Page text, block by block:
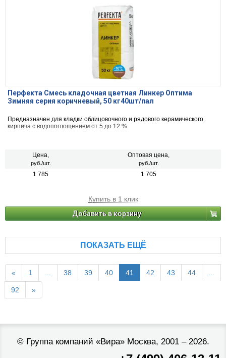
Перфекта Смесь кладочная цветная Линкер Оптима
Зимняя серия коричневый, 50 кг40шт/пал
Предназначен для кладки облицовочного и рядового керамического
кирпича с водопоглощением от 5 до 12 %.
Цена,
руб./шт.
Оптовая цена,
руб./шт.
1 785 1 705
Купить в 1 клик
Добавить в корзину
ПОКАЗАТЬ ЕЩЁ
« 1 ... 38 39 40 41 42 43 44 ...
92 »
© Группа компаний «Вира»Москва, 2001 – 2026.